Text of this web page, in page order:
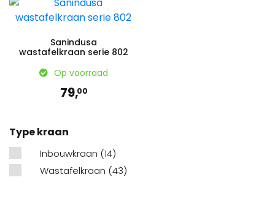
Type kraan
Inbouwkraan (14)
Wastafelkraan (43)
Sanindusa
wastafelkraan serie 802
Op voorraad
79,00